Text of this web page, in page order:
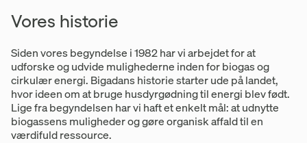
Vores historie
Siden vores begyndelse i 1982 har vi arbejdet for at
udforske og udvide mulighederne inden for biogas og
cirkulær energi. Bigadans historie starter ude på landet,
hvor ideen om at bruge husdyrgødning til energi blev født.
Lige fra begyndelsen har vi haft et enkelt mål: at udnytte
biogassens muligheder og gøre organisk affald til en
værdifuld ressource.